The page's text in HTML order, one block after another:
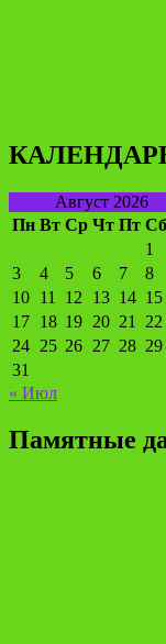
Август 2026
Пн Вт Ср Чт Пт Сб
1
3
4 5 6 7 8
10 11 12 13 14 15
17 18 19 20 21 22
24 25 26 27 28 29
31
« Июл
Памятные